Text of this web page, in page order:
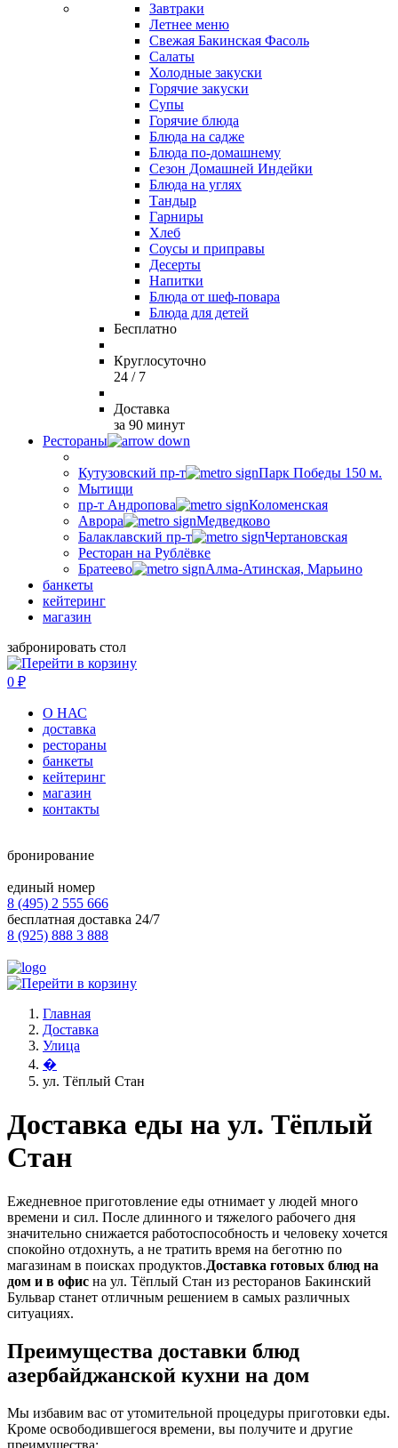
Завтраки
Летнее меню
Свежая Бакинская Фасоль
Салаты
Холодные закуски
Горячие закуски
Супы
Горячие блюда
Блюда на садже
Блюда по-домашнему
Сезон Домашней Индейки
Блюда на углях
Тандыр
Гарниры
Хлеб
Соусы и приправы
Десерты
Напитки
Блюда от шеф-повара
Блюда для детей
Бесплатно
Круглосуточно
24 / 7
Доставка
за 90 минут
Рестораны
Кутузовский пр-т
Парк Победы 150 м.
Мытищи
пр-т Андропова
Коломенская
Аврора
Медведково
Балаклавский пр-т
Чертановская
Ресторан на Рублёвке
Братеево
Алма-Атинская, Марьино
банкеты
кейтеринг
магазин
забронировать стол
0 ₽
О НАС
доставка
рестораны
банкеты
кейтеринг
магазин
контакты
бронирование
единый номер
8 (495) 2 555 666
бесплатная доставка 24/7
8 (925) 888 3 888
Главная
Доставка
Улица
�
ул. Тёплый Стан
Доставка еды на ул. Тёплый
Стан
Ежедневное приготовление еды отнимает у людей много
времени и сил. После длинного и тяжелого рабочего дня
значительно снижается работоспособность и человеку хочется
спокойно отдохнуть, а не тратить время на беготню по
магазинам в поисках продуктов.Доставка готовых блюд на
дом и в офис на ул. Тёплый Стан из ресторанов Бакинский
Бульвар станет отличным решением в самых различных
ситуациях.
Преимущества доставки блюд
азербайджанской кухни на дом
Мы избавим вас от утомительной процедуры приготовки еды.
Кроме освободившегося времени, вы получите и другие
преимущества: